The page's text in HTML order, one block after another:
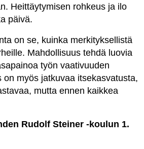
Heittäytymisen rohkeus ja ilo
päivä.
on se, kuinka merkityksellistä
Mahdollisuus tehdä luovia
työn vaativuuden
on myös jatkuvaa itsekasvatusta,
mutta ennen kaikkea
Rudolf Steiner -koulun 1.